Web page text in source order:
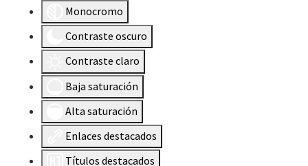
Monocromo
Contraste oscuro
Contraste claro
Baja saturación
Alta saturación
Enlaces destacados
Títulos destacados